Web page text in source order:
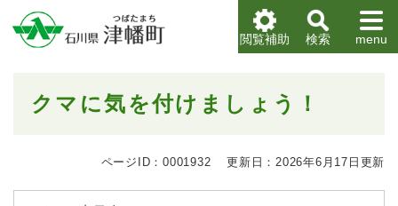
メニューを飛ばして本文へ
閲覧補助
検索 menu
クマに気を付けましょう！
ページID：0001932 更新日：2026年6月17日更新